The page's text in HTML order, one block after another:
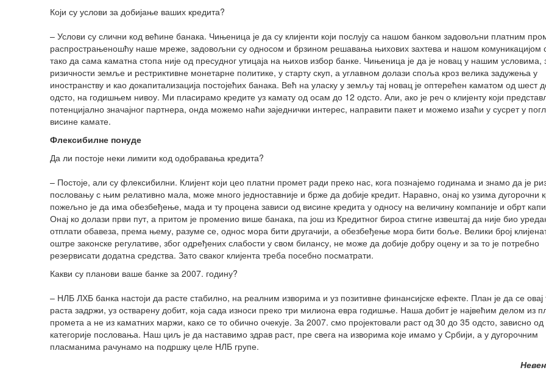
Који су услови за добијање ваших кредита?
– Услови су слични код већине банака. Чињеница је да су клијенти који послују са нашом банком задовољни платним
распрострањеношћу наше мреже, задовољни су односом и брзином решавања њихових захтева и нашом комуникацијом
тако да сама каматна стопа није од пресудног утицаја на њихов избор банке. Чињеница је да је новац у нашим условима,
ризичности земље и рестриктивне монетарне политике, у старту скуп, а углавном долази споља кроз велика задужења у
иностранству и као докапитализација постојећих банака. Већ на уласку у земљу тај новац је оптерећен каматом од шест
одсто, на годишњем нивоу. Ми пласирамо кредите уз камату од осам до 12 одсто. Али, ако је реч о клијенту који
потенцијално значајног партнера, онда можемо наћи заједнички интерес, направити пакет и можемо изаћи у сусрет у
висине камате.
Флексибилне понуде
Да ли постоје неки лимити код одобравања кредита?
– Постоје, али су флексибилни. Клијент који цео платни промет ради преко нас, кога познајемо годинама и знамо да је
пословању с њим релативно мала, може много једноставније и брже да добије кредит. Наравно, онај ко узима дугорочни
пожељно је да има обезбеђење, мада и ту процена зависи од висине кредита у односу на величину компаније и обрт
Онај ко долази први пут, а притом је променио више банака, па још из Кредитног бироа стигне извештај да није био
отплати обавеза, према њему, разуме се, однос мора бити другачији, а обезбеђење мора бити боље. Велики број
оштре законске регулативе, због одређених слабости у свом билансу, не може да добије добру оцену и за то је потребно
резервисати додатна средства. Зато сваког клијента треба посебно посматрати.
Какви су планови ваше банке за 2007. годину?
– НЛБ ЛХБ банка настоји да расте стабилно, на реалним изворима и уз позитивне финансијске ефекте. План је да се
раста задржи, уз остварену добит, која сада износи преко три милиона евра годишње. Наша добит је највећим делом из
промета а не из каматних маржи, како се то обично очекује. За 2007. смо пројектовали раст од 30 до 35 одсто, зависно од
категорије пословања. Наш циљ је да наставимо здрав раст, пре свега на изворима које имамо у Србији, а у дугорочним
пласманима рачунамо на подршку целе НЛБ групе.